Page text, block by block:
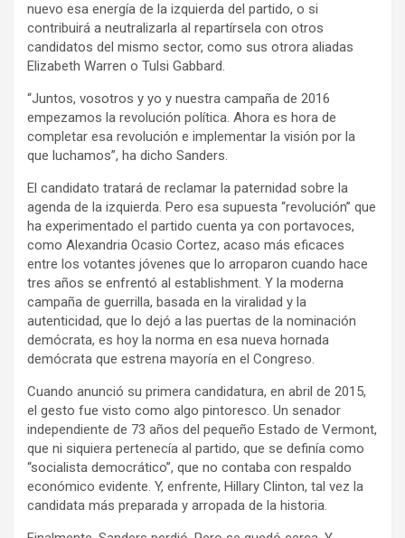
nuevo esa energía de la izquierda del partido, o si
contribuirá a neutralizarla al repartírsela con otros
candidatos del mismo sector, como sus otrora aliadas
Elizabeth Warren o Tulsi Gabbard.
“Juntos, vosotros y yo y nuestra campaña de 2016
empezamos la revolución política. Ahora es hora de
completar esa revolución e implementar la visión por la
que luchamos”, ha dicho Sanders.
El candidato tratará de reclamar la paternidad sobre la
agenda de la izquierda. Pero esa supuesta “revolución” que
ha experimentado el partido cuenta ya con portavoces,
como Alexandria Ocasio Cortez, acaso más eficaces
entre los votantes jóvenes que lo arroparon cuando hace
tres años se enfrentó al establishment. Y la moderna
campaña de guerrilla, basada en la viralidad y la
autenticidad, que lo dejó a las puertas de la nominación
demócrata, es hoy la norma en esa nueva hornada
demócrata que estrena mayoría en el Congreso.
Cuando anunció su primera candidatura, en abril de 2015,
el gesto fue visto como algo pintoresco. Un senador
independiente de 73 años del pequeño Estado de Vermont,
que ni siquiera pertenecía al partido, que se definía como
“socialista democrático”, que no contaba con respaldo
económico evidente. Y, enfrente, Hillary Clinton, tal vez la
candidata más preparada y arropada de la historia.